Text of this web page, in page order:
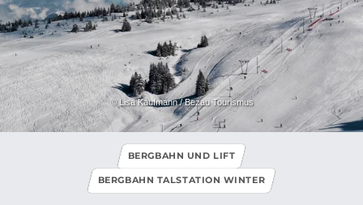
© Lisa Kaufmann / Bezau Tourismus
BERGBAHN UND LIFT
BERGBAHN TALSTATION WINTER